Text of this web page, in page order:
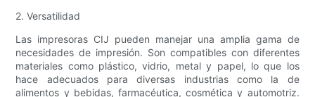
2. Versatilidad
Las impresoras CIJ pueden manejar una amplia gama de
necesidades de impresión. Son compatibles con diferentes
materiales como plástico, vidrio, metal y papel, lo que los
hace adecuados para diversas industrias como la de
alimentos y bebidas, farmacéutica, cosmética y automotriz.